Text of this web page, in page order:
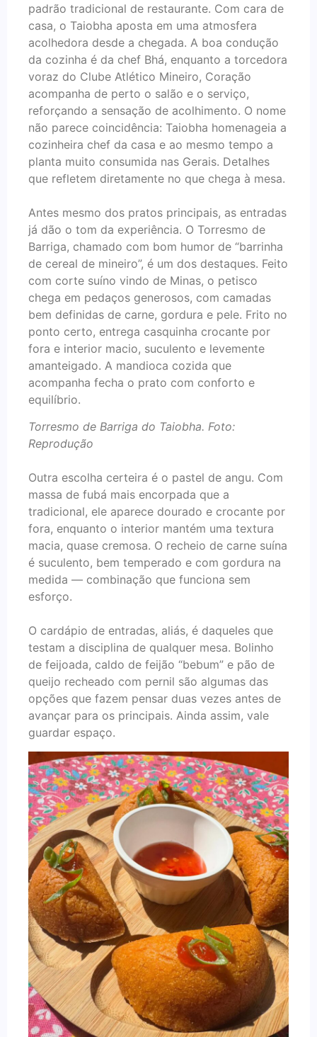
padrão tradicional de restaurante. Com cara de
casa, o Taiobha aposta em uma atmosfera
acolhedora desde a chegada. A boa condução
da cozinha é da chef Bhá, enquanto a torcedora
voraz do Clube Atlético Mineiro, Coração
acompanha de perto o salão e o serviço,
reforçando a sensação de acolhimento. O nome
não parece coincidência: Taiobha homenageia a
cozinheira chef da casa e ao mesmo tempo a
planta muito consumida nas Gerais. Detalhes
que refletem diretamente no que chega à mesa.
Antes mesmo dos pratos principais, as entradas
já dão o tom da experiência. O Torresmo de
Barriga, chamado com bom humor de “barrinha
de cereal de mineiro”, é um dos destaques. Feito
com corte suíno vindo de Minas, o petisco
chega em pedaços generosos, com camadas
bem definidas de carne, gordura e pele. Frito no
ponto certo, entrega casquinha crocante por
fora e interior macio, suculento e levemente
amanteigado. A mandioca cozida que
acompanha fecha o prato com conforto e
equilíbrio.
Torresmo de Barriga do Taiobha. Foto:
Reprodução
Outra escolha certeira é o pastel de angu. Com
massa de fubá mais encorpada que a
tradicional, ele aparece dourado e crocante por
fora, enquanto o interior mantém uma textura
macia, quase cremosa. O recheio de carne suína
é suculento, bem temperado e com gordura na
medida — combinação que funciona sem
esforço.
O cardápio de entradas, aliás, é daqueles que
testam a disciplina de qualquer mesa. Bolinho
de feijoada, caldo de feijão “bebum” e pão de
queijo recheado com pernil são algumas das
opções que fazem pensar duas vezes antes de
avançar para os principais. Ainda assim, vale
guardar espaço.